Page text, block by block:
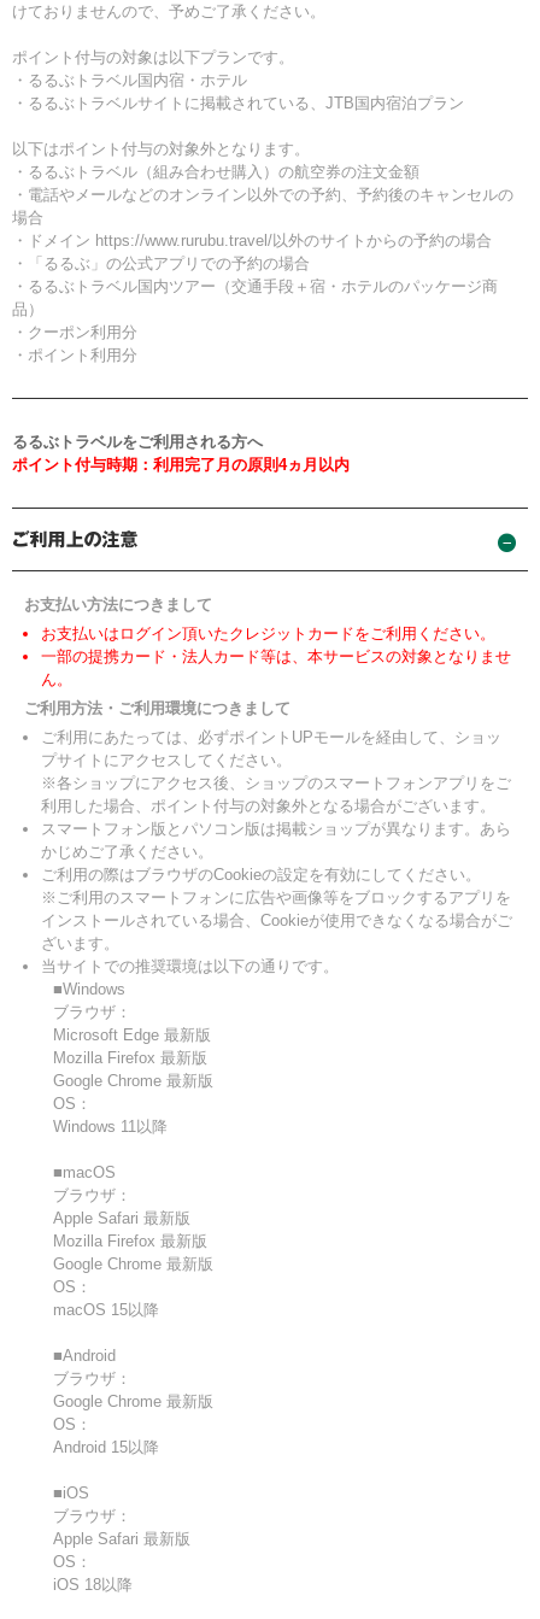
けておりませんので、予めご了承ください。
ポイント付与の対象は以下プランです。
・るるぶトラベル国内宿・ホテル
・るるぶトラベルサイトに掲載されている、JTB国内宿泊プラン
以下はポイント付与の対象外となります。
・るるぶトラベル（組み合わせ購入）の航空券の注文金額
・電話やメールなどのオンライン以外での予約、予約後のキャンセルの
場合
・ドメイン https://www.rurubu.travel/以外のサイトからの予約の場合
・「るるぶ」の公式アプリでの予約の場合
・るるぶトラベル国内ツアー（交通手段＋宿・ホテルのパッケージ商
品）
・クーポン利用分
・ポイント利用分
るるぶトラベルをご利用される方へ
ポイント付与時期：利用完了月の原則4ヵ月以内
お支払い方法につきまして
お支払いはログイン頂いたクレジットカードをご利用ください。
一部の提携カード・法人カード等は、本サービスの対象となりませ
ん。
ご利用方法・ご利用環境につきまして
ご利用にあたっては、必ずポイントUPモールを経由して、ショッ
プサイトにアクセスしてください。
※各ショップにアクセス後、ショップのスマートフォンアプリをご
利用した場合、ポイント付与の対象外となる場合がございます。
スマートフォン版とパソコン版は掲載ショップが異なります。あら
かじめご了承ください。
ご利用の際はブラウザのCookieの設定を有効にしてください。
※ご利用のスマートフォンに広告や画像等をブロックするアプリを
インストールされている場合、Cookieが使用できなくなる場合がご
ざいます。
当サイトでの推奨環境は以下の通りです。
■Windows
ブラウザ：
Microsoft Edge 最新版
Mozilla Firefox 最新版
Google Chrome 最新版
OS：
Windows 11以降
■macOS
ブラウザ：
Apple Safari 最新版
Mozilla Firefox 最新版
Google Chrome 最新版
OS：
macOS 15以降
■Android
ブラウザ：
Google Chrome 最新版
OS：
Android 15以降
■iOS
ブラウザ：
Apple Safari 最新版
OS：
iOS 18以降